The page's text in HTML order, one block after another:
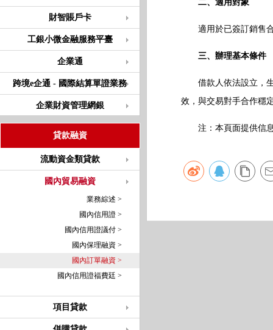
財智賬戶卡
工銀小微金融服務平臺
企業通
跨境e企通 - 國際結算單證業務
企業財資管理網銀
貸款融資
流動資金類貸款
國內貿易融資
業務綜述 >
國內信用證 >
國內信用證議付 >
國內保理融資 >
國內訂單融資 >
國內信用證福費廷 >
項目貸款
二、適用對象
適用於已簽訂銷售合
三、辦理基本條件
借款人依法設立，生
效，與交易對手合作穩
注：本頁面提供信息